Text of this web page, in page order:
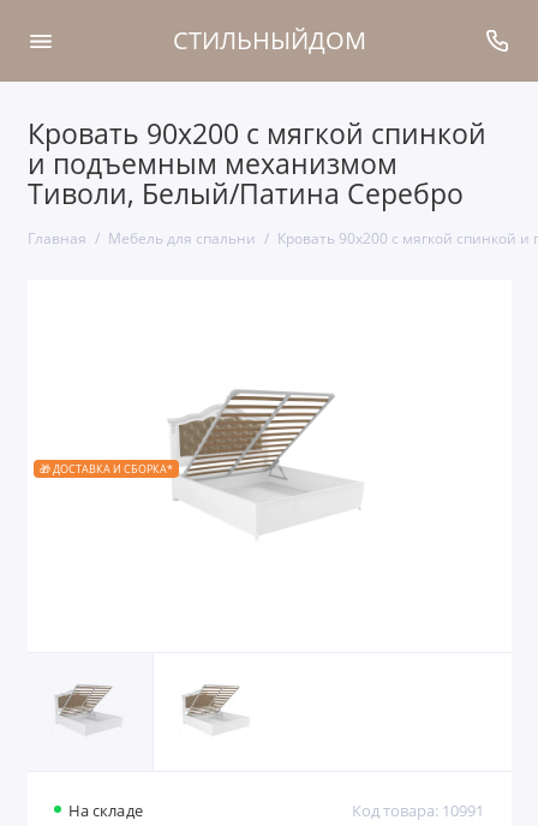
СТИЛЬНЫЙДОМ
Кровать 90x200 с мягкой спинкой
и подъемным механизмом
Тиволи, Белый/Патина Серебро
Главная Мебель для спальни Кровать 90x200 с мягкой спинкой
🎁 ДОСТАВКА И СБОРКА*
На складе Код товара: 10991